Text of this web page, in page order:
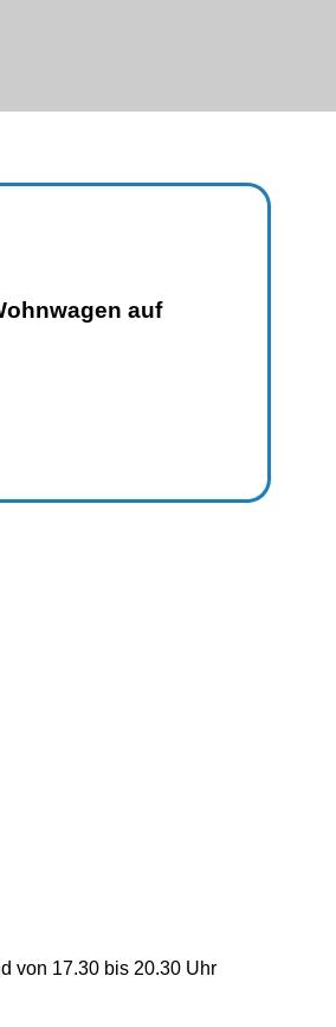
auf
von 17.30 bis 20.30 Uhr